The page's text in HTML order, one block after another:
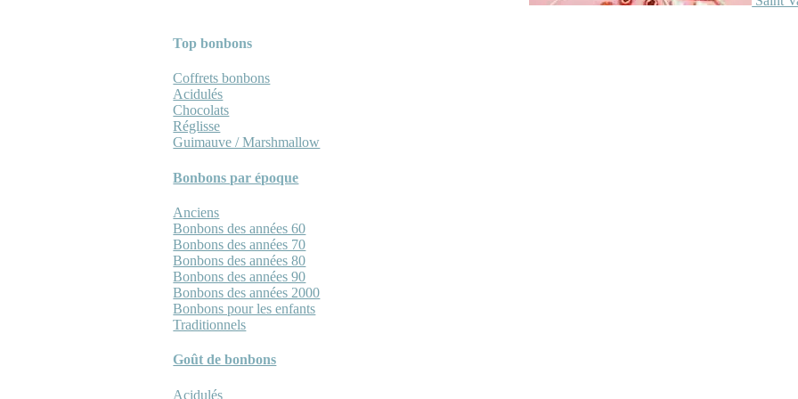
Top bonbons
Coffrets bonbons
Acidulés
Chocolats
Réglisse
Guimauve / Marshmallow
Bonbons par époque
Anciens
Bonbons des années 60
Bonbons des années 70
Bonbons des années 80
Bonbons des années 90
Bonbons des années 2000
Bonbons pour les enfants
Traditionnels
Goût de bonbons
Acidulés